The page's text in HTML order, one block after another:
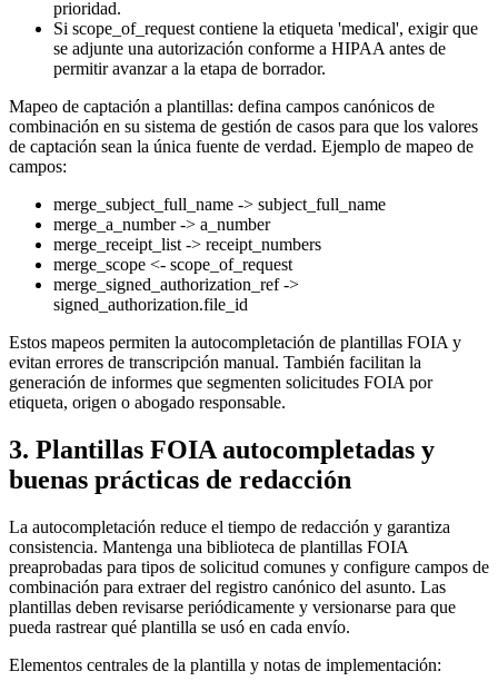
prioridad.
Si scope_of_request contiene la etiqueta 'medical', exigir que
se adjunte una autorización conforme a HIPAA antes de
permitir avanzar a la etapa de borrador.
Mapeo de captación a plantillas: defina campos canónicos de
combinación en su sistema de gestión de casos para que los valores
de captación sean la única fuente de verdad. Ejemplo de mapeo de
campos:
merge_subject_full_name -> subject_full_name
merge_a_number -> a_number
merge_receipt_list -> receipt_numbers
merge_scope <- scope_of_request
merge_signed_authorization_ref ->
signed_authorization.file_id
Estos mapeos permiten la autocompletación de plantillas FOIA y
evitan errores de transcripción manual. También facilitan la
generación de informes que segmenten solicitudes FOIA por
etiqueta, origen o abogado responsable.
3. Plantillas FOIA autocompletadas y
buenas prácticas de redacción
La autocompletación reduce el tiempo de redacción y garantiza
consistencia. Mantenga una biblioteca de plantillas FOIA
preaprobadas para tipos de solicitud comunes y configure campos de
combinación para extraer del registro canónico del asunto. Las
plantillas deben revisarse periódicamente y versionarse para que
pueda rastrear qué plantilla se usó en cada envío.
Elementos centrales de la plantilla y notas de implementación: